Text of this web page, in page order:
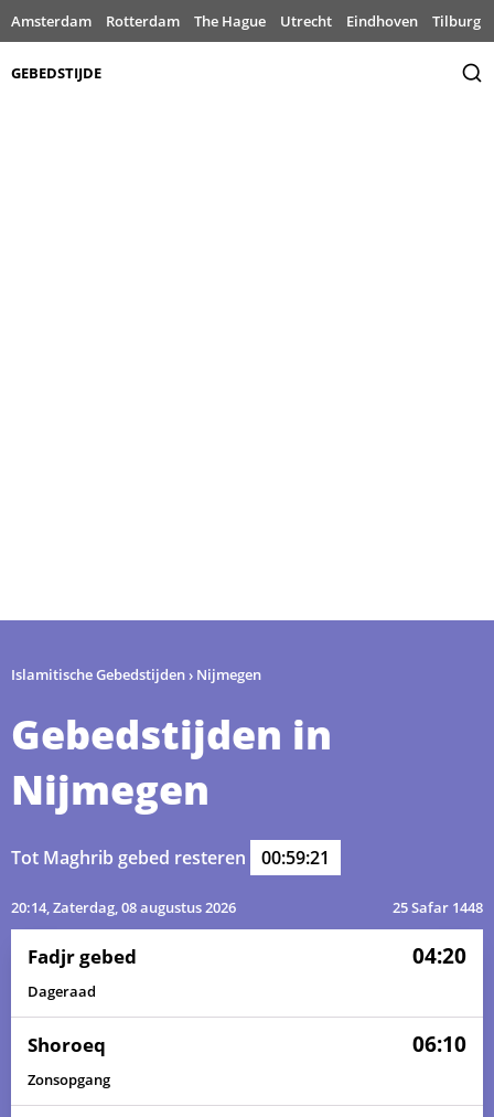
Amsterdam Rotterdam The Hague Utrecht Eindhoven Tilburg
GEBEDSTIJDE
Islamitische Gebedstijden› Nijmegen
Gebedstijden in
Nijmegen
Tot Maghrib gebed resteren 00:59:21
20:14, Zaterdag, 08 augustus 2026 25 Safar 1448
Fadjr gebed 04:20
Dageraad
Shoroeq 06:10
Zonsopgang